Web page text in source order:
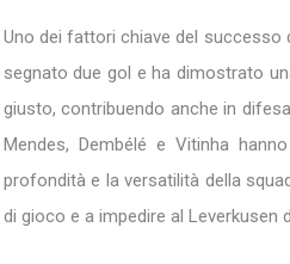
Uno dei fattori chiave del successo
segnato due gol e ha dimostrato
giusto, contribuendo anche in
Mendes, Dembélé e Vitinha
profondità e la versatilità della
di gioco e a impedire al Leverkusen